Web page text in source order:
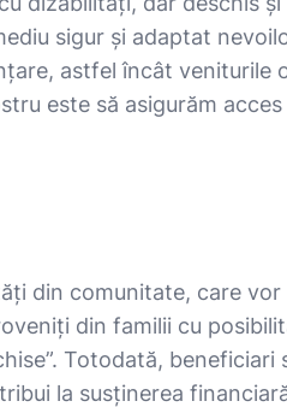
sigur și adaptat
astfel încât veniturile
este să asigurăm
din comunitate, care vor
din familii cu
Totodată, beneficiari
la susținerea